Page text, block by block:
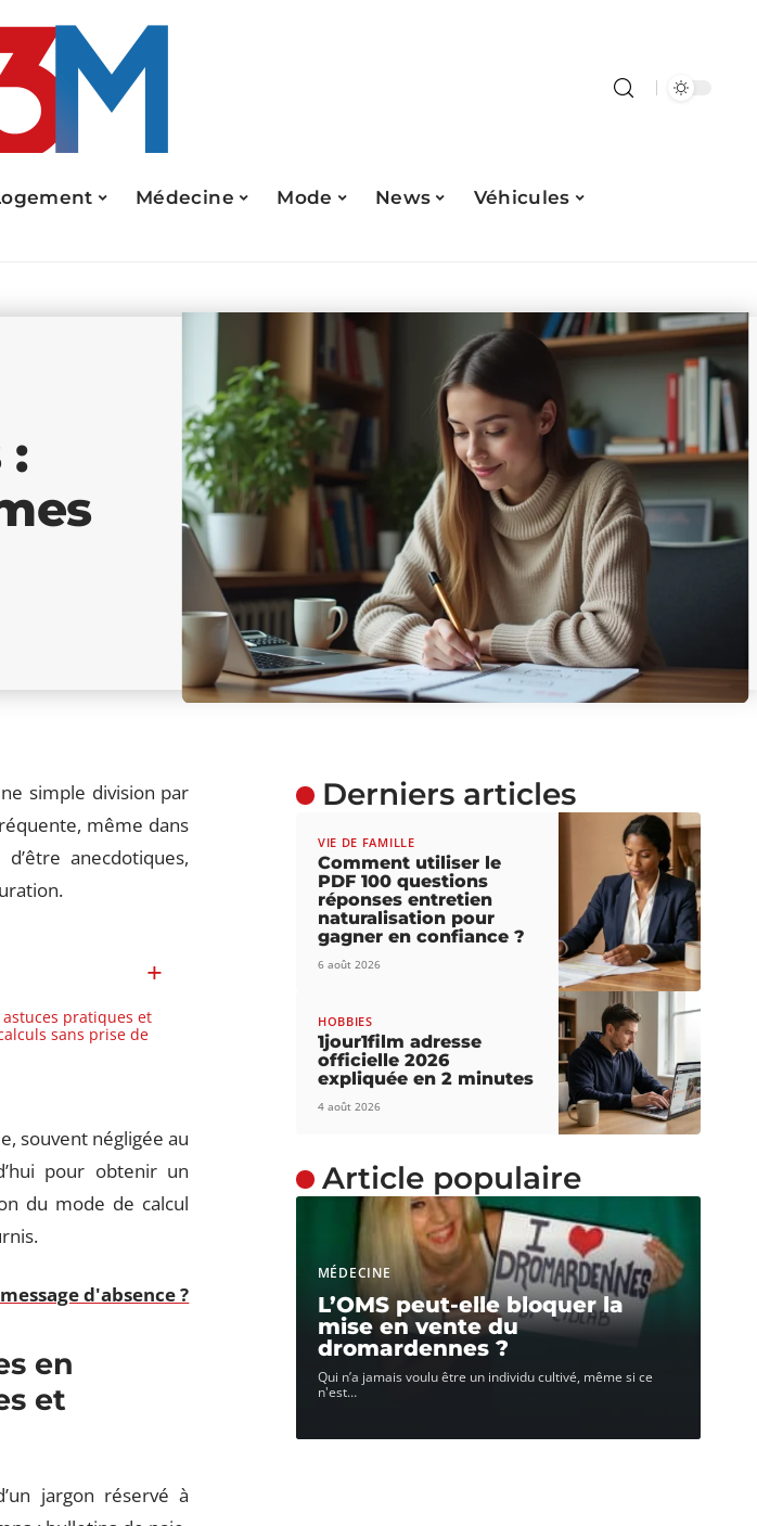
Médecine Mode News
Véhicules
:
simple division par
même dans
anecdotiques,
pratiques et
sans prise de
souvent négligée au
pour obtenir un
du mode de calcul
d'absence ?
en
et
jargon réservé à
Derniers articles
VIE DE FAMILLE
Comment utiliser le
PDF 100 questions
réponses entretien
naturalisation pour
gagner en confiance ?
6 août 2026
HOBBIES
1jour1film adresse
officielle 2026
expliquée en 2 minutes
4 août 2026
Article populaire
MÉDECINE
L’OMS peut-elle bloquer la
mise en vente du
dromardennes ?
Qui n’a jamais voulu être un individu cultivé, même si ce
n'est…